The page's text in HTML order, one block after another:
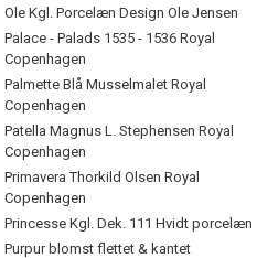
Ole Kgl. Porcelæn Design Ole Jensen
Palace - Palads 1535 - 1536 Royal
Copenhagen
Palmette Blå Musselmalet Royal
Copenhagen
Patella Magnus L. Stephensen Royal
Copenhagen
Primavera Thorkild Olsen Royal
Copenhagen
Princesse Kgl. Dek. 111 Hvidt porcelæn
Purpur blomst flettet & kantet